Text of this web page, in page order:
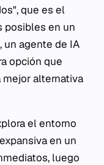
que es el
posibles en un
un agente de IA
opción que
mejor alternativa
el entorno
en un
luego